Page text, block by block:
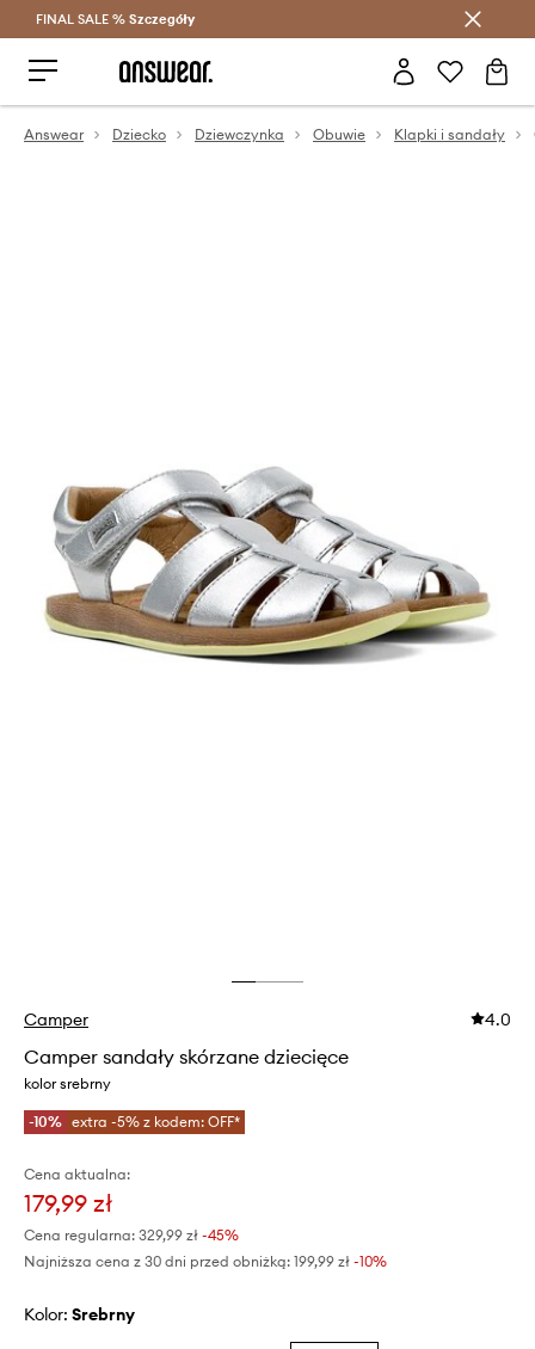
Oszczędzaj z Answear Club >
FINAL SALE % Szczegóły
Answear Dziecko Dziewczynka Obuwie Klapki i sandały
Camper 4.0
Camper sandały skórzane dziecięce
kolor srebrny
-10% extra -5% z kodem: OFF*
Cena aktualna:
179,99 zł
Cena regularna: 329,99 zł -45%
Najniższa cena z 30 dni przed obniżką: 199,99 zł -10%
Kolor: srebrny